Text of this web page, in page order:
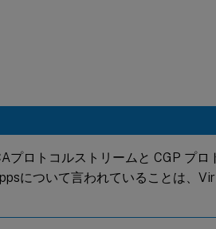
プロトコルストリームと CGP プロ
について言われていることは、